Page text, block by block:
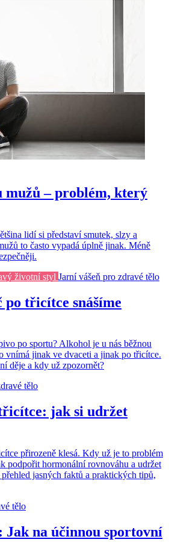
mužů – problém, který
lidí si představí smutek, slzy a
to často vypadá úplně jinak. Méně
životní styl Jarní vášeň pro zdravé tělo
třicítce snášíme
po sportu? Alkohol je u nás běžnou
vnímá jinak ve dvaceti a jinak po třicítce.
děje a kdy už zpozornět?
tělo
jak si udržet
přirozeně klesá. Kdy už je to problém
podpořit hormonální rovnováhu a udržet
jasných faktů a praktických tipů,
tělo
Jak na účinnou sportovní